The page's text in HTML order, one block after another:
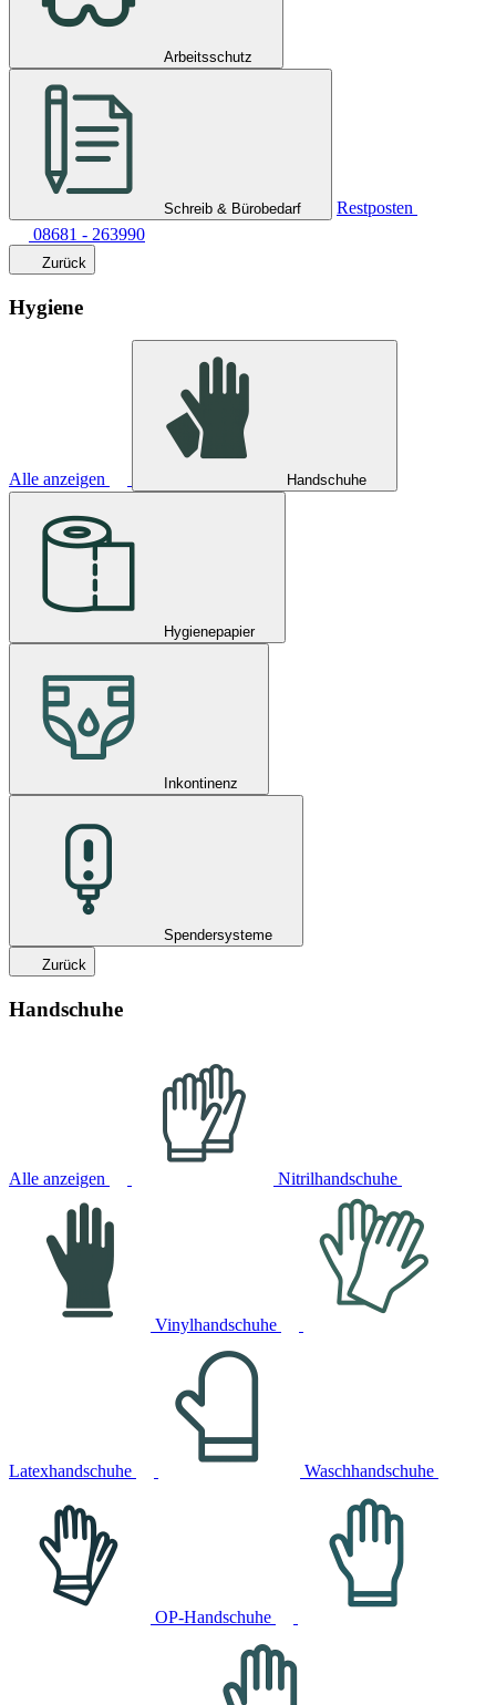
Arbeitsschutz
Schreib & Bürobedarf
Restposten
08681 - 263990
Zurück
Hygiene
Alle anzeigen Handschuhe
Hygienepapier
Inkontinenz
Spendersysteme
Zurück
Handschuhe
Alle anzeigen Nitrilhandschuhe
Vinylhandschuhe
Latexhandschuhe Waschhandschuhe
OP-Handschuhe